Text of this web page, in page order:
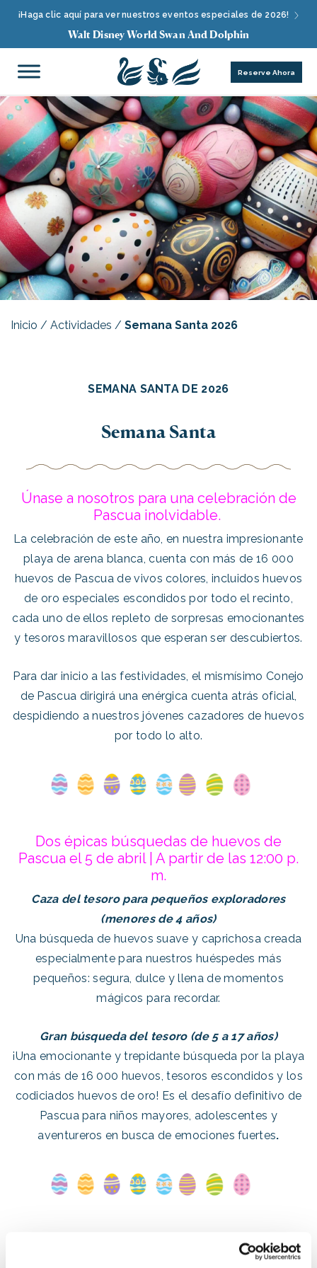
¡Haga clic aquí para ver nuestros eventos especiales de 2026!
Walt Disney World Swan And Dolphin
Reserve Ahora
Inicio / Actividades / Semana Santa 2026
SEMANA SANTA DE 2026
Semana Santa
Únase a nosotros para una celebración de
Pascua inolvidable.
La celebración de este año, en nuestra impresionante
playa de arena blanca, cuenta con más de 16 000
huevos de Pascua de vivos colores, incluidos huevos
de oro especiales escondidos por todo el recinto,
cada uno de ellos repleto de sorpresas emocionantes
y tesoros maravillosos que esperan ser descubiertos.
Para dar inicio a las festividades, el mismísimo Conejo
de Pascua dirigirá una enérgica cuenta atrás oficial,
despidiendo a nuestros jóvenes cazadores de huevos
por todo lo alto.
Dos épicas búsquedas de huevos de
Pascua el 5 de abril | A partir de las 12:00 p.
m.
Caza del tesoro para pequeños exploradores
(menores de 4 años)
Una búsqueda de huevos suave y caprichosa creada
especialmente para nuestros huéspedes más
pequeños: segura, dulce y llena de momentos
mágicos para recordar.
Gran búsqueda del tesoro (de 5 a 17 años)
¡Una emocionante y trepidante búsqueda por la playa
con más de 16 000 huevos, tesoros escondidos y los
codiciados huevos de oro! Es el desafío definitivo de
Pascua para niños mayores, adolescentes y
aventureros en busca de emociones fuertes.
Diversión en la playa @ White Sands Beach
Se han planificado las siguientes actividades para